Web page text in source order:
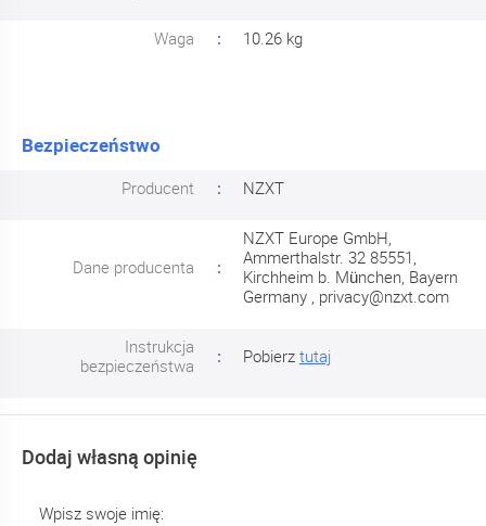
Waga 10.26 kg
Bezpieczeństwo
Producent NZXT
Dane producenta
NZXT Europe GmbH,
Ammerthalstr. 32 85551,
Kirchheim b. München, Bayern
Germany , privacy@nzxt.com
Instrukcja
bezpieczeństwa
Pobierz tutaj
Dodaj własną opinię
Wpisz swoje imię: